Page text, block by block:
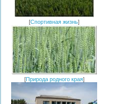
[Спортивная жизнь]
[Природа родного края]